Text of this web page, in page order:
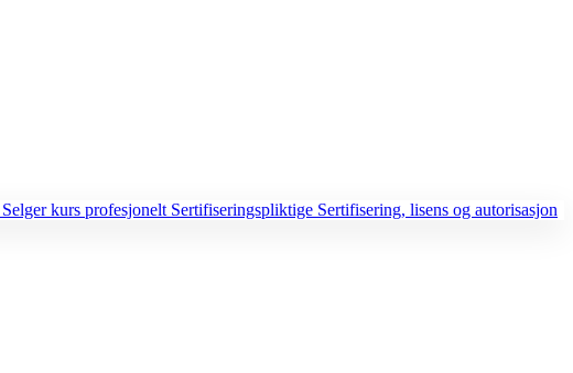
Selger kurs profesjonelt Sertifiseringspliktige Sertifisering, lisens og autorisasjon